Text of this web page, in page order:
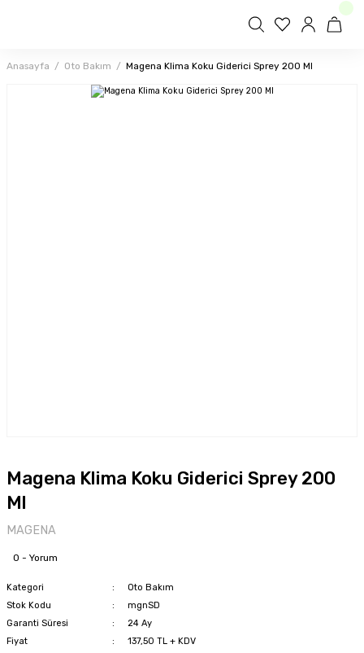
Anasayfa Oto Bakım Magena Klima Koku Giderici Sprey 200 Ml
Magena Klima Koku Giderici Sprey 200
Ml
MAGENA
0 - Yorum
Kategori
Oto Bakım
Stok Kodu
mgnSD
Garanti Süresi
24 Ay
Fiyat
137,50 TL + KDV